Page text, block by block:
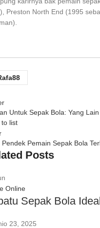
Preston North End (1995
Untuk Sepak Bola: Yang
to list
Pendek Pemain Sepak Bola
Posts
Online
Sepak Bola
23, 2025